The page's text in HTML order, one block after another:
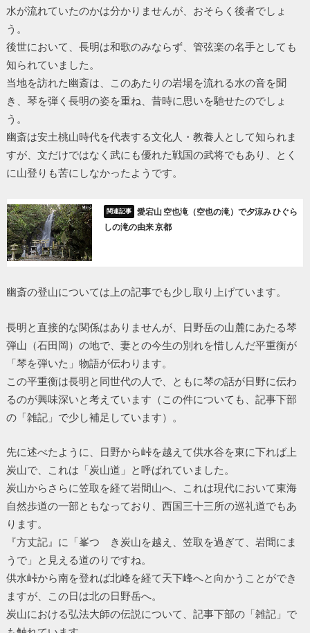
水が流れていたのかは分かりませんが、おそらく後者でしょ
う。
後世において、長明は和歌のみならず、管弦楽の名手としても
知られていました。
当地を訪れた幽斎は、このあたりの岩場を流れる水の音を聞
き、琴を弾く長明の姿を重ね、昔時に思いを馳せたのでしょ
う。
幽斎は安土桃山時代を代表する文化人・教養人として知られま
すが、文だけではなく武にも優れた戦国の武将でもあり、とく
に山登りも苦にしなかったようです。
愛宕山 空也滝（空也の滝）で夕涼み ひぐら
しの滝の由来 京都
幽斎の登山については上の記事でも少し取り上げています。
長明と直接的な関係はありませんが、日野岳の山麓にあたる琴
弾山（石田岡）の地で、妻との今生の別れを惜しんだ平重衡が
「琴を弾いた」物語が伝わります。
この平重衡は長明と同世代の人で、ともに琴の話が日野に伝わ
るのが興味深いと考えています（この件についても、記事下部
の「雑記」で少し補足しています）。
先に述べたように、日野から峠を越えて供水谷を東に下れば上
炭山で、これは「炭山道」と呼ばれていました。
炭山からさらに笠取を経て岩間山へ、これは現代において東海
自然歩道の一部ともなっており、西国三十三所の巡礼道でもあ
ります。
『方丈記』に「峯つゞき炭山を越え、笠取を過ぎて、岩間にま
うで」と見える道のりですね。
供水峠から南を登れば北峰を経て天下峰へと向かうことができ
ますが、この日は北の日野岳へ。
炭山における弘法大師の伝説について、記事下部の「雑記」で